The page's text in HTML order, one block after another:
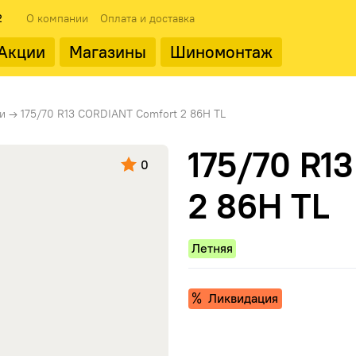
О компании Оплата и доставка
Landrock
Магазины Шиномонтаж
→ 175/70 R13 CORDIANT Comfort 2 86H TL
0
175/70
2 86H TL
Летняя
Ликвидация